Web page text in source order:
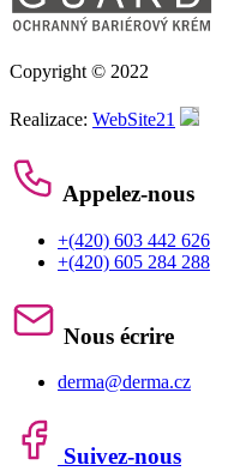
Copyright © 2022
Realizace: WebSite21
Appelez-nous
+(420) 603 442 626
+(420) 605 284 288
Nous écrire
derma@derma.cz
Suivez-nous